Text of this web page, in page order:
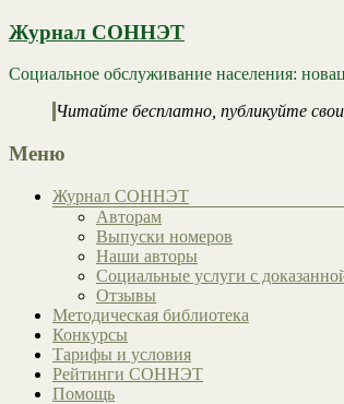
Журнал СОННЭТ
Социальное обслуживание населения:
Читайте бесплатно, публикуйте
Меню
Журнал СОННЭТ
Авторам
Выпуски номеров
Наши авторы
Социальные услуги с
Отзывы
Методическая библиотека
Конкурсы
Тарифы и условия
Рейтинги СОННЭТ
Помощь